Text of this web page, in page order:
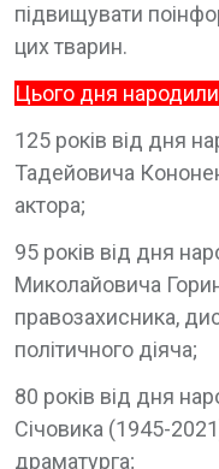
підвищувати
цих тварин.
Цього дня
125 років від дня
Тадейовича
актора;
95 років від дня
Миколайовича
правозахисника,
політичного діяча;
80 років від дня
Січовика (1945-
драматурга;